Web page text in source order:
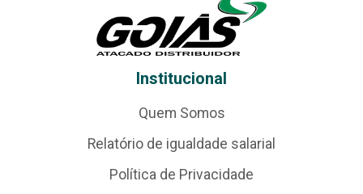
Institucional
Quem Somos
Relatório de igualdade salarial
Política de Privacidade